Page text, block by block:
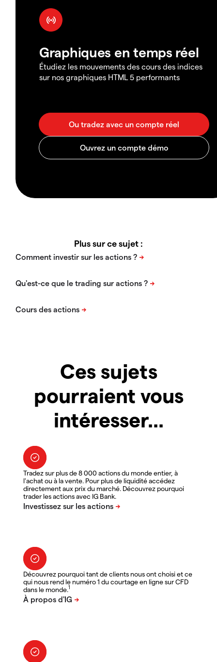
Graphiques en temps réel
Étudiez les mouvements des cours des indices
sur nos graphiques HTML 5 performants
Plus sur ce sujet :
Ces sujets
pourraient vous
intéresser...
Tradez sur plus de 8 000 actions du monde entier, à
l'achat ou à la vente. Pour plus de liquidité accédez
directement aux prix du marché. Découvrez pourquoi
trader les actions avec IG Bank.
Découvrez pourquoi tant de clients nous ont choisi et ce
qui nous rend le numéro 1 du courtage en ligne sur CFD
dans le monde.1